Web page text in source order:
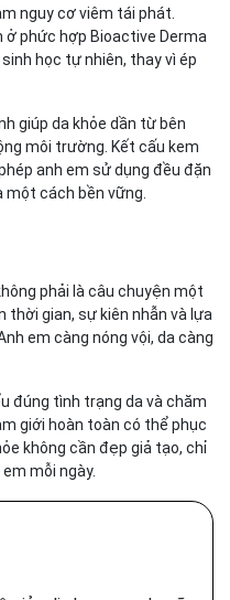
nguy cơ viêm tái phát.
phức hợp Bioactive Derma
học tự nhiên, thay vì ép
giúp da khỏe dần từ bên
môi trường. Kết cấu kem
anh em sử dụng đều đặn
một cách bền vững.
phải là câu chuyện một
gian, sự kiên nhẫn và lựa
em càng nóng vội, da càng
đúng tình trạng da và chăm
giới hoàn toàn có thể phục
không cần đẹp giả tạo, chỉ
mỗi ngày.